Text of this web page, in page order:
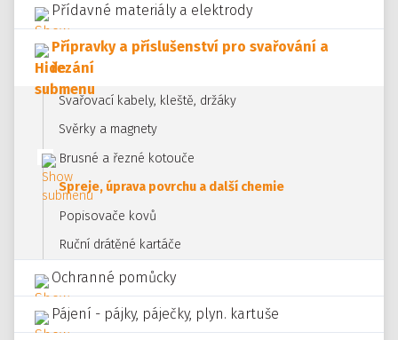
Přídavné materiály a elektrody
Přípravky a příslušenství pro svařování a
řezání
Svařovací kabely, kleště, držáky
Svěrky a magnety
Brusné a řezné kotouče
Spreje, úprava povrchu a další chemie
Popisovače kovů
Ruční drátěné kartáče
Ochranné pomůcky
Pájení - pájky, páječky, plyn. kartuše